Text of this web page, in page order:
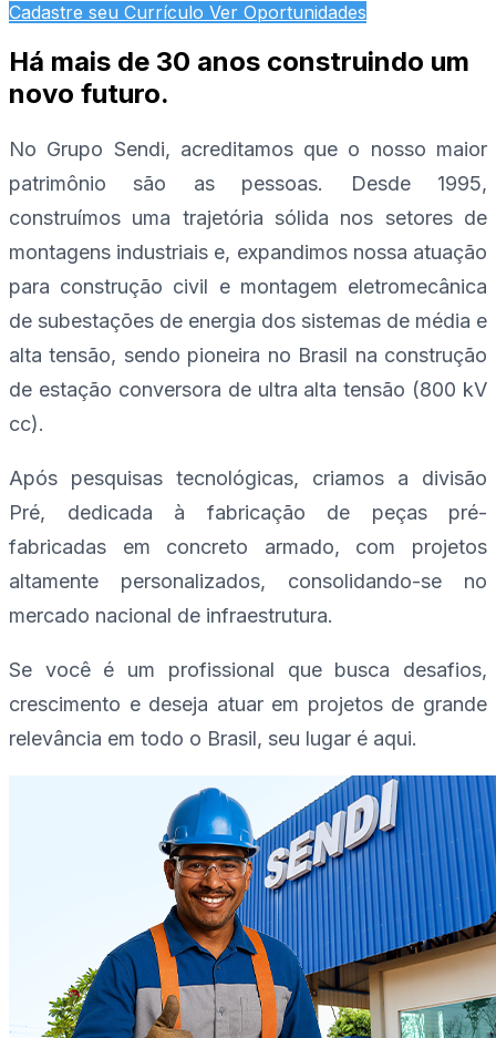
Ver Todos os Processos
Acessar
Cadastre seu Currículo Ver Oportunidades
Há mais de 30 anos construindo um
novo futuro.
No Grupo Sendi, acreditamos que o nosso maior
patrimônio são as pessoas. Desde 1995,
construímos uma trajetória sólida nos setores de
montagens industriais e, expandimos nossa atuação
para construção civil e montagem eletromecânica
de subestações de energia dos sistemas de média e
alta tensão, sendo pioneira no Brasil na construção
de estação conversora de ultra alta tensão (800 kV
cc).
Após pesquisas tecnológicas, criamos a divisão
Pré, dedicada à fabricação de peças pré-
fabricadas em concreto armado, com projetos
altamente personalizados, consolidando-se no
mercado nacional de infraestrutura.
Se você é um profissional que busca desafios,
crescimento e deseja atuar em projetos de grande
relevância em todo o Brasil, seu lugar é aqui.